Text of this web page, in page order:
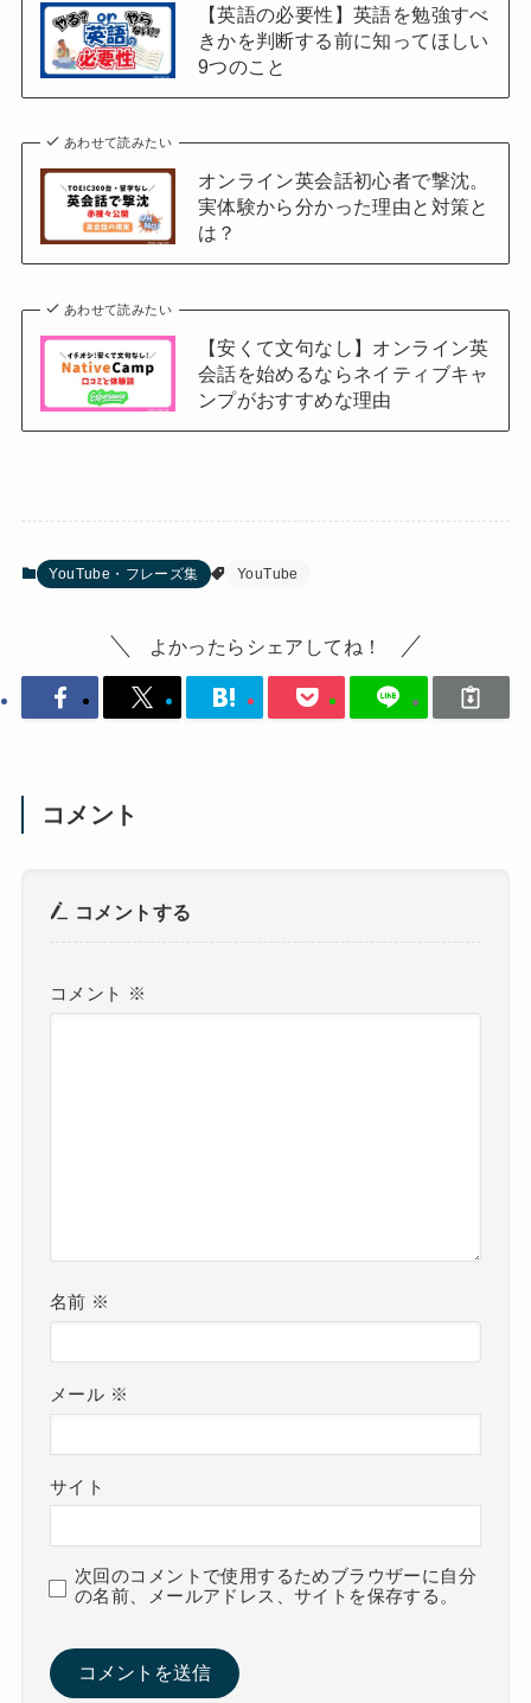
【英語の必要性】英語を勉強すべ
きかを判断する前に知ってほしい
9つのこと
あわせて読みたい
オンライン英会話初心者で撃沈。
実体験から分かった理由と対策と
は？
あわせて読みたい
【安くて文句なし】オンライン英
会話を始めるならネイティブキャ
ンプがおすすめな理由
YouTube・フレーズ集 YouTube
よかったらシェアしてね！
コメント
コメントする
コメント ※
名前 ※
メール ※
サイト
次回のコメントで使用するためブラウザーに自分
の名前、メールアドレス、サイトを保存する。